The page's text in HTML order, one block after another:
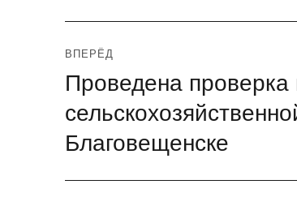
ВПЕРЁД
Следующая
запись:
Проведена проверка
Благовещенске